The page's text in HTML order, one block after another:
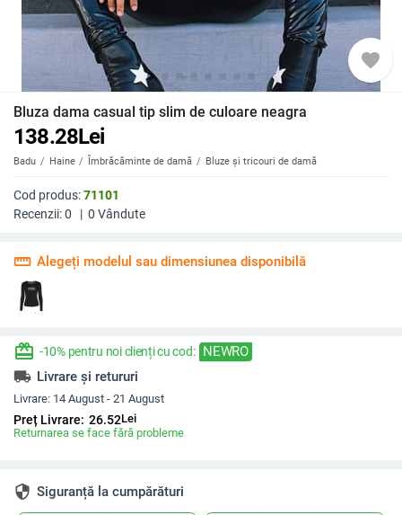
favorite
Bluza dama casual tip slim de culoare neagra
138.28Lei
Badu Haine Îmbrăcăminte de damă Bluze și tricouri de damă
Cod produs:71101
Recenzii:0 | 0 Vândute
straighten Alegeți modelul sau dimensiunea disponibilă
redeem -10% pentru noi clienți cu cod: NEWRO
local_shipping Livrare și retururi
Livrare: 14 August - 21 August
Preț Livrare: 26.52Lei
Returnarea se face fără probleme
security Siguranță la cumpărături